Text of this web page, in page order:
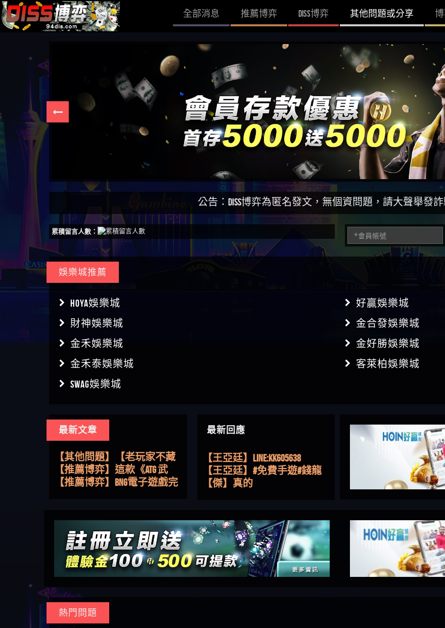
全部消息 推薦博弈 DISS博弈 其他問題或分享
公告：DISS博弈為匿名發文，無個資問題，請大聲舉發詐騙網站！
累積留言人數：
娛樂城推薦
HOYA娛樂城
好贏娛樂城
財神娛樂城
金合發娛樂城
金禾娛樂城
金好勝娛樂城
金禾泰娛樂城
客萊柏娛樂城
SWAG娛樂城
最新文章
【其他問題】用理性數據指
路，開啟你的高回報娛樂之
旅
【其他問題】【老玩家不藏
私】2025 線上老虎機這樣
挑！RTP、波動率和平台安全
【推薦博弈】這款《ATG 武
俠》老虎機真的猛！玩過才
【推薦博弈】BNG電子遊戲完
玩法攻略，輕鬆稱霸老虎
機！
資詐騙套路緊急追討賴
zg369」力智投資是不是詐騙
力智投資是真的嗎 力智投資
是詐騙嗎 南部老翁還在癡迷
力智投資高回報獲利 請不要
【其他問題】 【遇天盛商行
詐騙追回資金賴zg369】天盛
商行詐騙 天盛商行是不是詐
騙 天盛商行是真的嗎 天盛商
行是詐騙嗎 被天盛商行詐騙
【其他問題】 受害者援助賴
【zg369】退休老翁被大戶e點
靈詐騙痛不欲生 大戶e點靈是
真的嗎 大戶e點靈是不是詐騙
靈無法出金 （大戶e點靈）教
你如何規避詐騙陷阱
【其他問題】 弘記投資詐騙
持續收割國人中【免費討回
資金賴zg369】弘記投資是詐
記投資是真的嗎 被弘記投資
詐騙的錢怎麼辦 本文教你如
何拿回被騙資金
【其他問題】 被騙追回賴
【zg369】KnTop利用新型詐騙
KnTop是不是詐騙 KnTop是詐騙
嗎 【KnTop】KnTop無法出金 被
KnTop詐騙的錢一招拿回
【其他問題】機台運算專案
討回資金賴zg369】機台運算
專案是詐騙嗎 機台運算專案
是不是詐騙 機台運算專案是
續收割國人中【免費討回資
金賴zg369】Hoyabit是詐騙嗎
Hoyabit是不是詐騙 Hoyabit是真
【其他問題】KS.M多元化行銷
詐騙持續收割國人中【免費
討回資金賴zg369】KS.M多元化
【其他問題】免費追回賴
「zg369」深度解析野原家
【其他問題】元盈橋詐騙持
最新回應
【盧鴻傑】請問一下100多萬
【王亞廷】#免費手遊#錢龍
皇ONLINE#http
【傑】真的
【蔡如軒】黑網一個呵呵
了黑網不要玩
【林伊依】爛死了拉贏錢直
接鎖帳號可以去吃屎
【陳靜茹】推薦小畢，我也
是小畢的會員～～
【黃家羭】推推
【AVA娛樂城】還會自己做假
對話來毀謗欸哈哈哈好厲
【陳順堪】黑網不出金
熱門問題